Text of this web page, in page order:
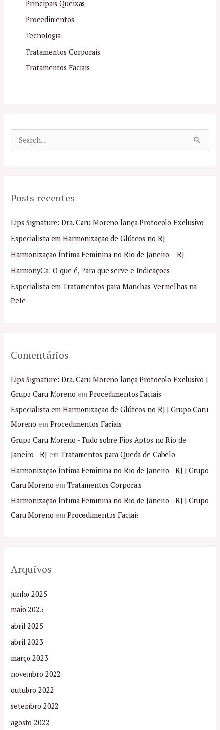
Principais Queixas
Procedimentos
Tecnologia
Tratamentos Corporais
Tratamentos Faciais
u
s
a
r
p
o
r
Posts recentes
Lips Signature: Dra. Caru Moreno lança Protocolo Exclusivo
Especialista em Harmonização de Glúteos no RJ
Harmonização Íntima Feminina no Rio de Janeiro – RJ
HarmonyCa: O que é, Para que serve e Indicações
Especialista em Tratamentos para Manchas Vermelhas na
Pele
Comentários
Lips Signature: Dra. Caru Moreno lança Protocolo Exclusivo |
Grupo Caru Moreno emProcedimentos Faciais
Especialista em Harmonização de Glúteos no RJ | Grupo Caru
Moreno emProcedimentos Faciais
Grupo Caru Moreno - Tudo sobre Fios Aptos no Rio de
Janeiro - RJ emTratamentos para Queda de Cabelo
Harmonização Íntima Feminina no Rio de Janeiro - RJ | Grupo
Caru Moreno emTratamentos Corporais
Harmonização Íntima Feminina no Rio de Janeiro - RJ | Grupo
Caru Moreno emProcedimentos Faciais
Arquivos
junho 2025
maio 2025
abril 2025
abril 2023
março 2023
novembro 2022
outubro 2022
setembro 2022
agosto 2022